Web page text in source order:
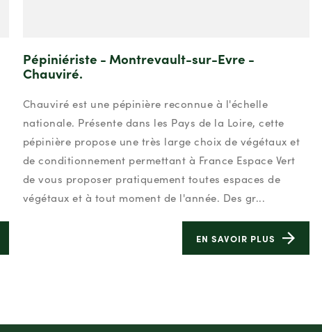
Pépiniériste - Montrevault-sur-Evre -
Chauviré.
Chauviré est une pépinière reconnue à l'échelle
nationale. Présente dans les Pays de la Loire, cette
pépinière propose une très large choix de végétaux et
de conditionnement permettant à France Espace Vert
de vous proposer pratiquement toutes espaces de
végétaux et à tout moment de l'année. Des gr...
EN SAVOIR PLUS